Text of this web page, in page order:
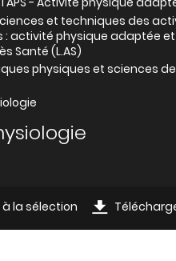
et techniques des
: activité physique adaptée
Santé (L.AS)
physiques et sciences
la sélection